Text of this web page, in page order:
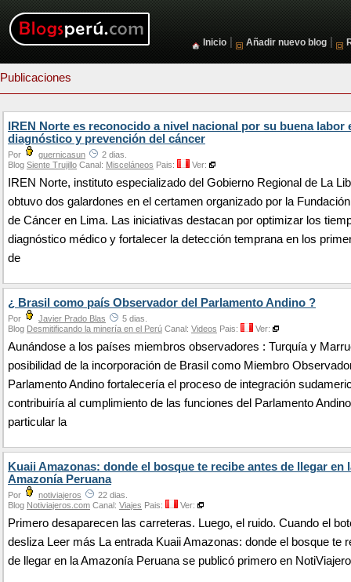
Inicio Añadir nuevo blog
Publicaciones
IREN Norte es reconocido a nivel nacional por su buena labor
diagnóstico y prevención del cáncer
Por guernicasun
2 dias.
Blog Siente Trujillo Canal: Misceláneos Pais: Ver:
IREN Norte, instituto especializado del Gobierno Regional de La
obtuvo dos galardones en el certamen organizado por la
de Cáncer en Lima. Las iniciativas destacan por optimizar los
diagnóstico médico y fortalecer la detección temprana en los
de
¿ Brasil como país Observador del Parlamento Andino ?
Por Javier Prado Blas
5 dias.
Blog Desmitificando la minería en el Perú Canal: Videos Pais: Ver:
Aunándose a los países miembros observadores : Turquía y
posibilidad de la incorporación de Brasil como Miembro
Parlamento Andino fortalecería el proceso de integración
contribuiría al cumplimiento de las funciones del Parlamento
particular la
Kuaii Amazonas: donde el bosque te recibe antes de llegar en
Amazonía Peruana
Por notiviajeros
22 dias.
Blog Notiviajeros.com Canal: Viajes Pais: Ver:
Primero desaparecen las carreteras. Luego, el ruido. Cuando el
desliza Leer más La entrada Kuaii Amazonas: donde el bosque te
de llegar en la Amazonía Peruana se publicó primero en